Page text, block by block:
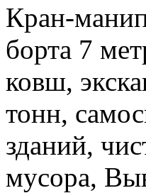
Кран-
борта 7
ковш,
тонн,
зданий,
мусора,